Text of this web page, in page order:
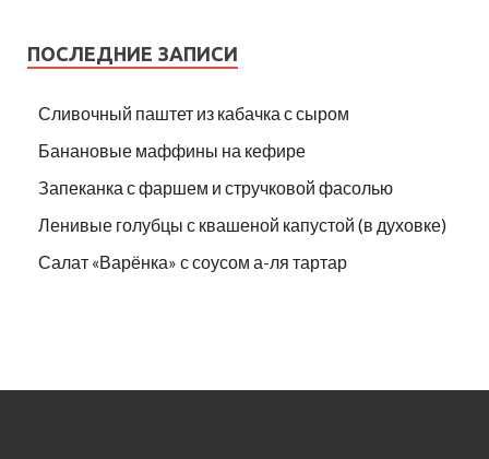
ПОСЛЕДНИЕ ЗАПИСИ
Сливочный паштет из кабачка с сыром
Банановые маффины на кефире
Запеканка с фаршем и стручковой фасолью
Ленивые голубцы с квашеной капустой (в духовке)
Салат «Варёнка» с соусом а-ля тартар